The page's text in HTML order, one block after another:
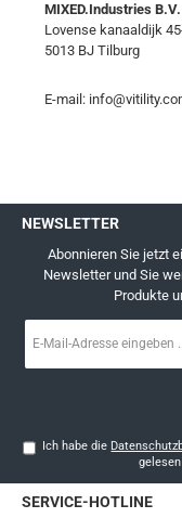
MIXED.Industries B.V.
Lovense kanaaldijk
5013 BJ Tilburg
E-mail:
NEWSLETTER
Abonnieren Sie jetzt
Newsletter und Sie
Produkte
Mail-
Ich habe die
SERVICE-HOTLINE